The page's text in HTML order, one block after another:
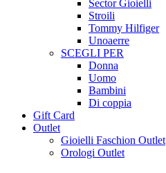
Sector Gioielli
Stroili
Tommy Hilfiger
Unoaerre
SCEGLI PER
Donna
Uomo
Bambini
Di coppia
Gift Card
Outlet
Gioielli Faschion Outlet
Orologi Outlet